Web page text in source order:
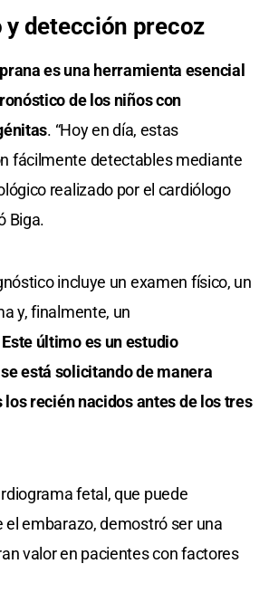
y detección precoz
es una herramienta esencial
de los niños con
. “Hoy en día, estas
fácilmente detectables mediante
realizado por el cardiólogo
Biga.
incluye un examen físico, un
y, finalmente, un
último es un estudio
está solicitando de manera
recién nacidos antes de los tres
fetal, que puede
el embarazo, demostró ser una
valor en pacientes con factores